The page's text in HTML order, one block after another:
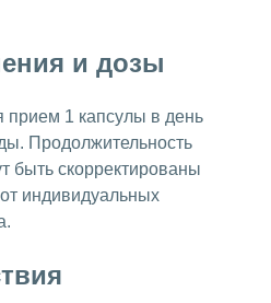
и дозы
прием 1 капсулы в день
Продолжительность
быть скорректированы
индивидуальных